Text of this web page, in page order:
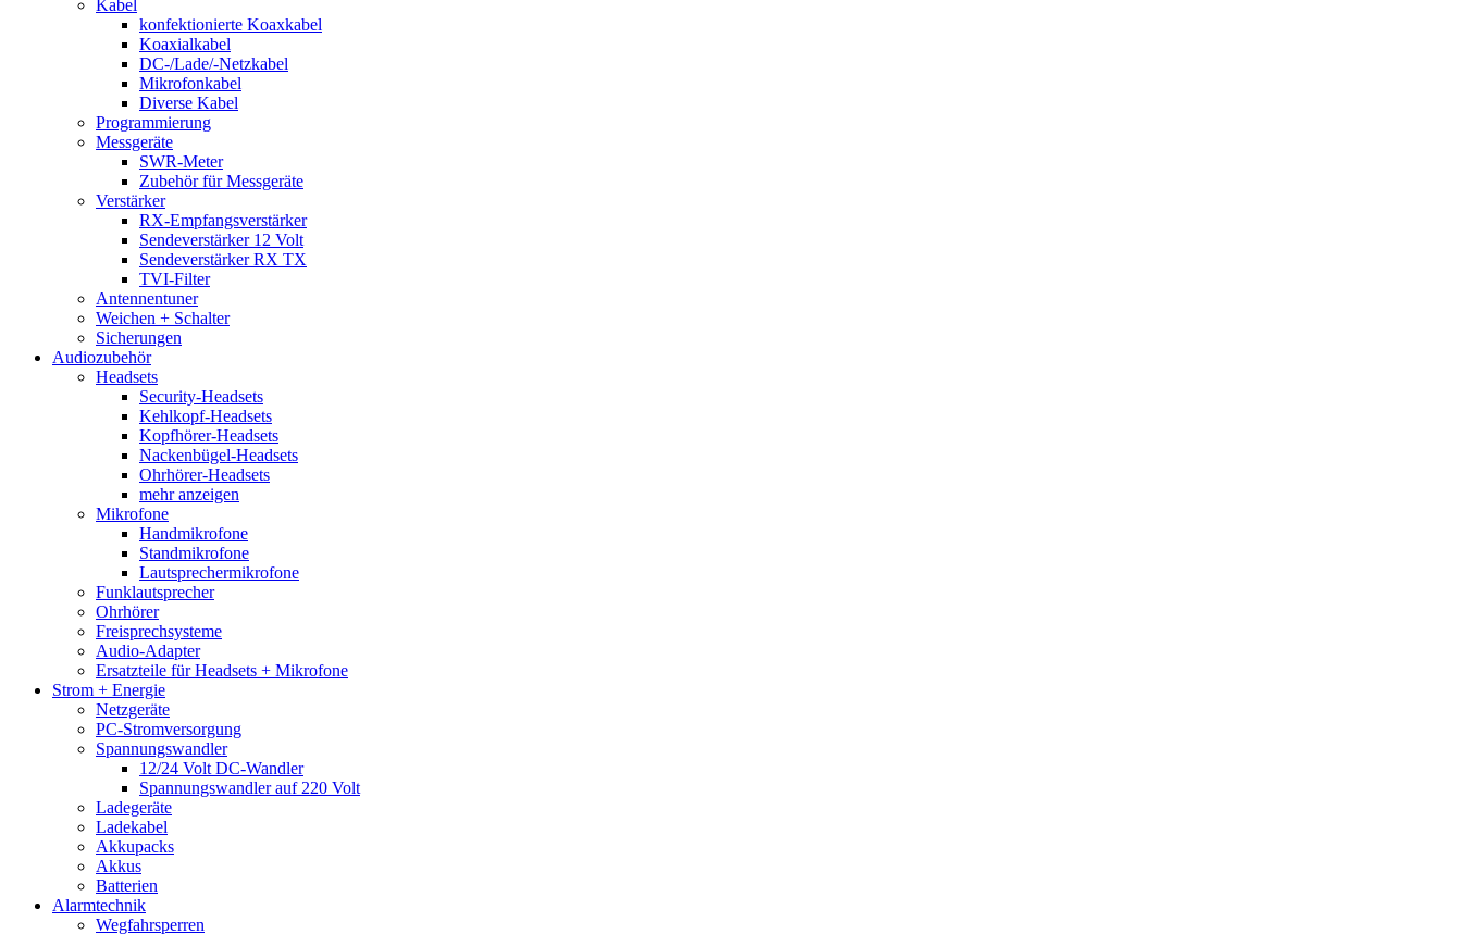
Kabel
konfektionierte Koaxkabel
Koaxialkabel
DC-/Lade/-Netzkabel
Mikrofonkabel
Diverse Kabel
Programmierung
Messgeräte
SWR-Meter
Zubehör für Messgeräte
Verstärker
RX-Empfangsverstärker
Sendeverstärker 12 Volt
Sendeverstärker RX TX
TVI-Filter
Antennentuner
Weichen + Schalter
Sicherungen
Audiozubehör
Headsets
Security-Headsets
Kehlkopf-Headsets
Kopfhörer-Headsets
Nackenbügel-Headsets
Ohrhörer-Headsets
mehr anzeigen
Mikrofone
Handmikrofone
Standmikrofone
Lautsprechermikrofone
Funklautsprecher
Ohrhörer
Freisprechsysteme
Audio-Adapter
Ersatzteile für Headsets + Mikrofone
Strom + Energie
Netzgeräte
PC-Stromversorgung
Spannungswandler
12/24 Volt DC-Wandler
Spannungswandler auf 220 Volt
Ladegeräte
Ladekabel
Akkupacks
Akkus
Batterien
Alarmtechnik
Wegfahrsperren